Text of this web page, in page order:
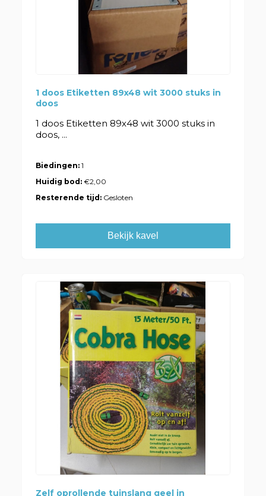
1 doos Etiketten 89x48 wit 3000 stuks in
doos
1 doos Etiketten 89x48 wit 3000 stuks in
doos, ...
Biedingen: 1
Huidig bod:€2,00
Resterende tijd: Gesloten
Bekijk kavel
Zelf oprollende tuinslang geel in